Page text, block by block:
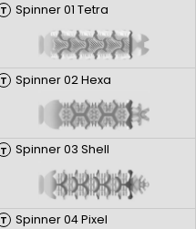
T Spinner 01 Tetra
T Spinner 02 Hexa
T Spinner 03 Shell
T Spinner 04 Pixel